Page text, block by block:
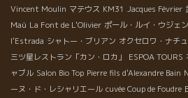
Vincent Moulin マテウス KM31 Jacques Février
Maù La Font de L'Olivier ポール・ルイ・ウジェ
l'Estrada シャトー・ブリアン オクセロワ・ナチ
三ツ星レストラン「カン・ロカ」
ESPOA TOURS
ャブル Salon Bio Top Pierre fils d'Alexandre Bain
ーヌ・ド・レシャリエール cuvée Coup de Foudre